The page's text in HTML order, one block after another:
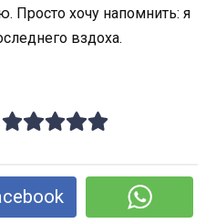
хочу напомнить: я
вздоха.